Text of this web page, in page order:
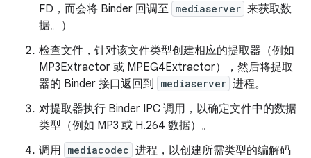
FD，而会将 Binder 回调至 mediaserver 来获取数
据。）
检查文件，针对该文件类型创建相应的提取器（例如
MP3Extractor 或 MPEG4Extractor），然后将提取
器的 Binder 接口返回到 mediaserver 进程。
对提取器执行 Binder IPC 调用，以确定文件中的数据
类型（例如 MP3 或 H.264 数据）。
调用 mediacodec 进程，以创建所需类型的编解码